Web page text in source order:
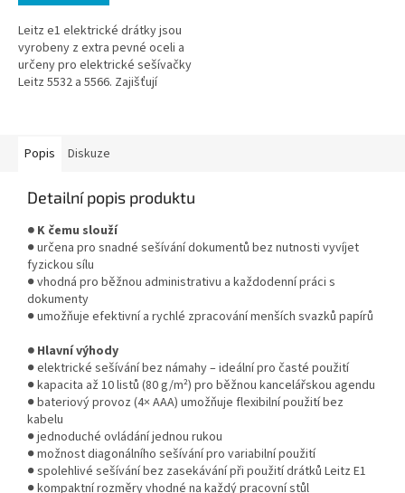
Leitz e1 elektrické drátky jsou
vyrobeny z extra pevné oceli a
určeny pro elektrické sešívačky
Leitz 5532 a 5566. Zajišťují
Popis Diskuze
Detailní popis produktu
● K čemu slouží
● určena pro snadné sešívání dokumentů bez nutnosti vyvíjet
fyzickou sílu
● vhodná pro běžnou administrativu a každodenní práci s
dokumenty
● umožňuje efektivní a rychlé zpracování menších svazků papírů
● Hlavní výhody
● elektrické sešívání bez námahy – ideální pro časté použití
● kapacita až 10 listů (80 g/m²) pro běžnou kancelářskou agendu
● bateriový provoz (4× AAA) umožňuje flexibilní použití bez
kabelu
● jednoduché ovládání jednou rukou
● možnost diagonálního sešívání pro variabilní použití
● spolehlivé sešívání bez zasekávání při použití drátků Leitz E1
● kompaktní rozměry vhodné na každý pracovní stůl